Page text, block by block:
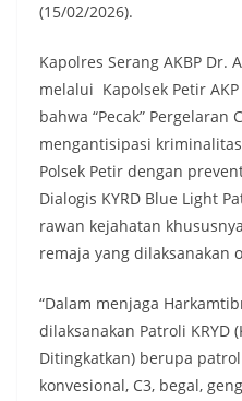
(15/02/2026).
Kapolres Serang AKBP Dr.
melalui Kapolsek Petir
bahwa “Pecak” Pergelaran
mengantisipasi
Polsek Petir dengan
Dialogis KYRD Blue Light
rawan kejahatan
remaja yang dilaksanakan
“Dalam menjaga
dilaksanakan Patroli KRYD
Ditingkatkan) berupa
konvesional, C3, begal,